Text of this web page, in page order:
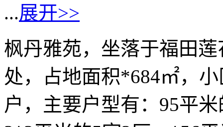
...展开>>
枫丹雅苑，坐落于福田
处，占地面积*684㎡，
户，主要户型有：95平